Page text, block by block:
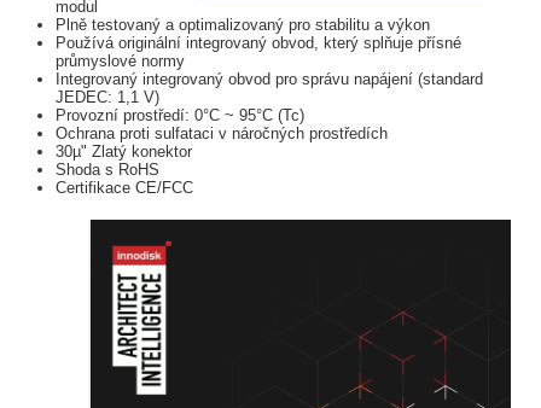
modul
Plně testovaný a optimalizovaný pro stabilitu a výkon
Používá originální integrovaný obvod, který splňuje přísné
průmyslové normy
Integrovaný integrovaný obvod pro správu napájení (standard
JEDEC: 1,1 V)
Provozní prostředí: 0°C ~ 95°C (Tc)
Ochrana proti sulfataci v náročných prostředích
30µ" Zlatý konektor
Shoda s RoHS
Certifikace CE/FCC